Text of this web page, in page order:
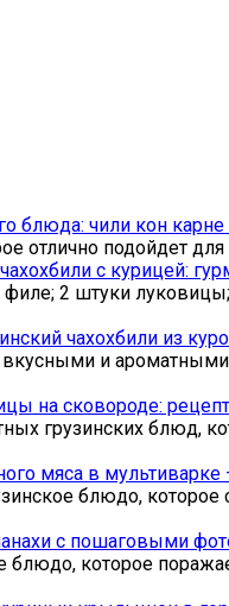
блюда: чили кон
отлично подойдет
с курицей:
2 штуки
чахохбили из
вкусными и
на сковороде:
грузинских блюд,
мяса в
блюдо,
с пошаговыми
блюдо, которое